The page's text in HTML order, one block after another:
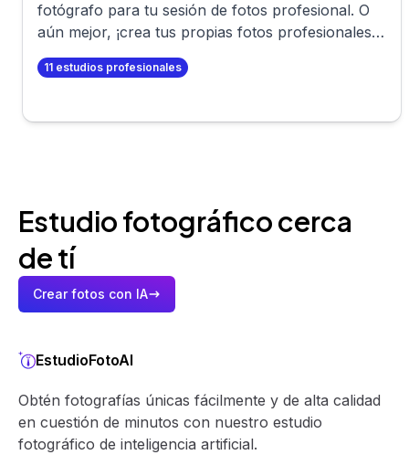
fotógrafo para tu sesión de fotos profesional. O
aún mejor, ¡crea tus propias fotos profesionales
en minutos!
11 estudios profesionales
Estudio fotográfico cerca
de tí
Crear fotos con IA
EstudioFotoAI
Obtén fotografías únicas fácilmente y de alta calidad
en cuestión de minutos con nuestro estudio
fotográfico de inteligencia artificial.